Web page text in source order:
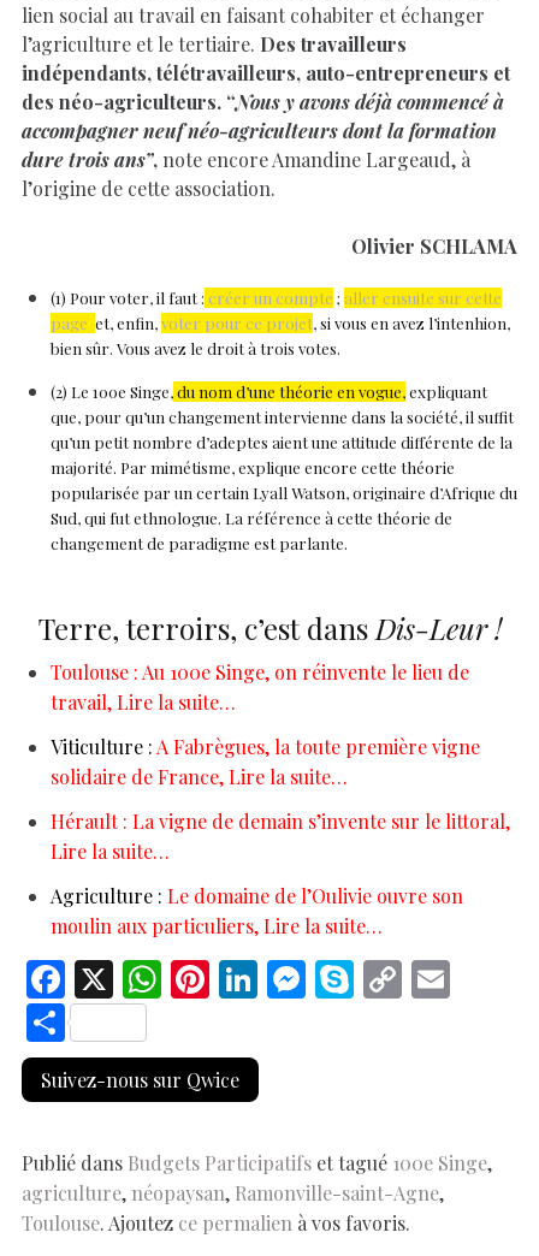
lien social au travail en faisant cohabiter et échanger
l’agriculture et le tertiaire. Des travailleurs
indépendants, télétravailleurs, auto-entrepreneurs et
des néo-agriculteurs. “Nous y avons déjà commencé à
accompagner neuf néo-agriculteurs dont la formation
dure trois ans”,note encore Amandine Largeaud, à
l’origine de cette association.
Olivier SCHLAMA
(1) Pour voter, il faut : créer un compte ; aller ensuite sur cette
page et, enfin,voter pour ce projet, si vous en avez l’intenhion,
bien sûr. Vous avez le droit à trois votes.
(2) Le 100e Singe,du nom d’une théorie en vogue,expliquant
que, pour qu’un changement intervienne dans la société, il suffit
qu’un petit nombre d’adeptes aient une attitude différente de la
majorité. Par mimétisme, explique encore cette théorie
popularisée par un certain Lyall Watson, originaire d’Afrique du
Sud, qui fut ethnologue. La référence à cette théorie de
changement de paradigme est parlante.
Terre, terroirs, c’est dans Dis-Leur !
Toulouse : Au 100e Singe, on réinvente le lieu de
travail, Lire la suite…
Viticulture : A Fabrègues, la toute première vigne
solidaire de France, Lire la suite…
Hérault : La vigne de demain s’invente sur le littoral,
Lire la suite…
Agriculture : Le domaine de l’Oulivie ouvre son
moulin aux particuliers, Lire la suite…
F
ac
e
b
o
k
X W
at
s
p
p
Pi
er
es
Li
k
e
n
M
er
S C
n
k
S
h
ar
Suivez-nous sur Qwice
Publié dans Budgets Participatifs et tagué 100e Singe,
agriculture, néopaysan, Ramonville-saint-Agne,
Toulouse. Ajoutez ce permalien à vos favoris.